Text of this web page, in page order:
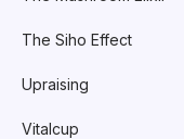
The Siho Effect
Upraising
Vitalcup